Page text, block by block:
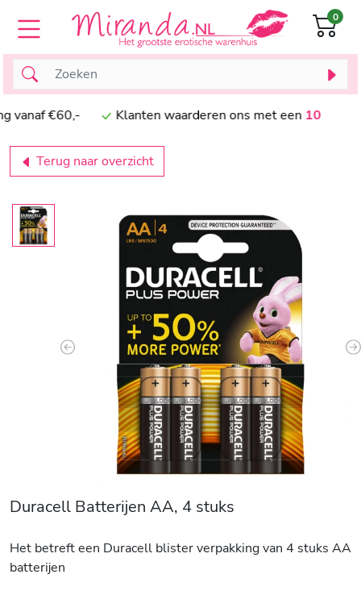
€60,- Klanten waarderen ons met een10
0
Terug naar overzicht
Previous
Duracell Batterijen AA, 4 stuks
Het betreft een Duracell blister verpakking van 4 stuks AA
batterijen